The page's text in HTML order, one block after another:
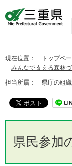
現在位置： トップペ
みんなで支える森林づ
担当所属： 県庁の組
県民参加